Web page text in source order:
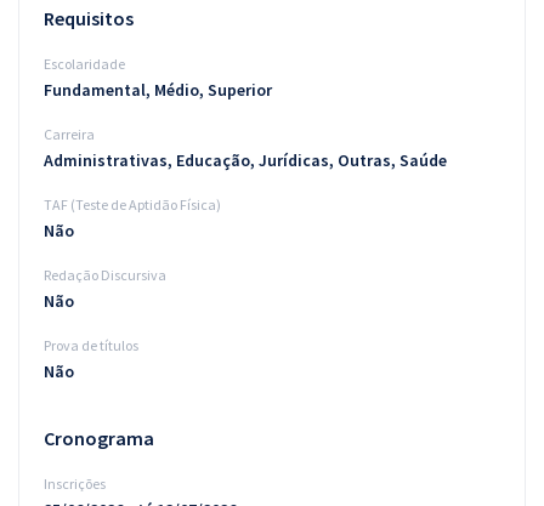
Requisitos
Escolaridade
Fundamental, Médio, Superior
Carreira
Administrativas, Educação, Jurídicas, Outras, Saúde
TAF (Teste de Aptidão Física)
Não
Redação Discursiva
Não
Prova de títulos
Não
Cronograma
Inscrições